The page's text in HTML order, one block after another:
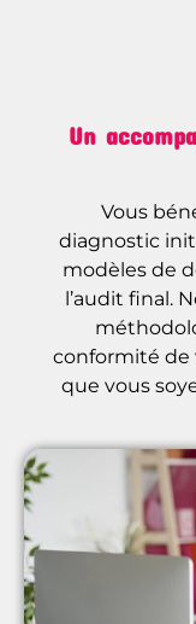
Un
Vous
diagnostic
modèles de
l’audit final.
conformité de
que vous